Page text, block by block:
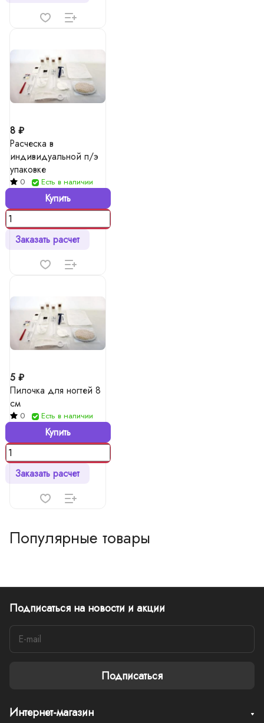
8 ₽
Расческа в
индивидуальной п/э
упаковке
0 Есть в наличии
Купить
Заказать расчет
5 ₽
Пилочка для ногтей 8
см
0 Есть в наличии
Купить
Заказать расчет
Популярные товары
Подписаться на новости и акции
Подписаться
Интернет-магазин